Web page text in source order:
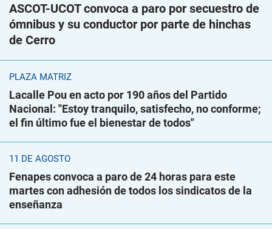
ASCOT-UCOT convoca a paro por secuestro de
ómnibus y su conductor por parte de hinchas
de Cerro
PLAZA MATRIZ
Lacalle Pou en acto por 190 años del Partido
Nacional: "Estoy tranquilo, satisfecho, no conforme;
el fin último fue el bienestar de todos"
11 DE AGOSTO
Fenapes convoca a paro de 24 horas para este
martes con adhesión de todos los sindicatos de la
enseñanza